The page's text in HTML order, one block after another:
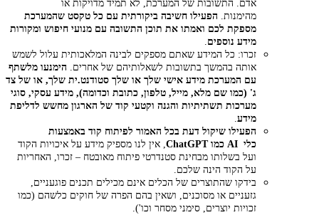
אדם. התשובות של המערכת, לא תמיד מדויקות או
מהימנות. הפעילו חשיבה ביקורתית עם כל טקסט שהמערכת
מספקת לכם ואמתו את תוכן התשובה עם מנועי חיפוש ומקורות
מידע נוספים.
זכרו: כל המידע שאתם מספקים לבינה המלאכותית עלול לשמש
אותה בהמשך בתשובות לשאלותיהם של אחרים. הימנעו מלשתף
עם המערכת מידע אישי שלך או שלך סטודנט.ית שלך, או של צד
ג' (כמו שם מלא, מייל, טלפון, כתובת וכדומה), מידע עסקי, סוגי
מערכות תשתיתיות והגנה וקטעי קוד של הארגון מחשש לדליפת
מידע.
הפעילו שיקול דעת בכל האמור לפיתוח קוד באמצעות
כלי AI כמו ChatGPT
, אין לנו מספיק מידע על איכויות הקוד
ועל בשלותו מבחינת סטנדרטי פיתוח מאובטח – זכרו, האחריות
על הקוד הינה שלכם.
בידקו שהתוצרים של הכלים אינם מכילים תכנים פוגעניים,
גזעניים או מסוכנים, ושאין בהם הפרה של חוקים כלשהם (כמו
זכויות יוצרים, סימני מסחר וכו').